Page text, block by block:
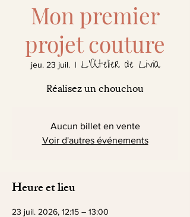
Mon premier
projet couture
jeu. 23 juil.
  |
L'Atelier de Livia
Réalisez un chouchou
Aucun billet en vente
Voir d'autres événements
Heure et lieu
23 juil. 2026, 12:15 – 13:00